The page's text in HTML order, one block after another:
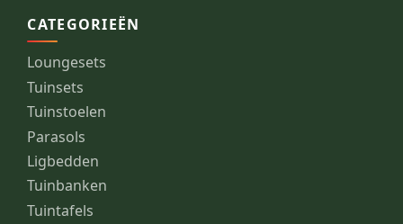
CATEGORIEËN
Loungesets
Tuinsets
Tuinstoelen
Parasols
Ligbedden
Tuinbanken
Tuintafels